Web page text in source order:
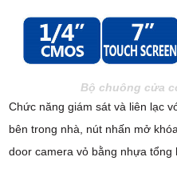
Bộ chuông cửa
Chức năng giám sát và liên lạc
bên trong nhà, nút nhấn mở
door camera vỏ bằng nhựa